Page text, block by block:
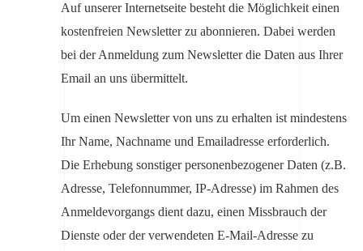
Auf unserer Internetseite besteht die Möglichkeit einen
kostenfreien Newsletter zu abonnieren. Dabei werden
bei der Anmeldung zum Newsletter die Daten aus Ihrer
Email an uns übermittelt.
Um einen Newsletter von uns zu erhalten ist mindestens
Ihr Name, Nachname und Emailadresse erforderlich.
Die Erhebung sonstiger personenbezogener Daten (z.B.
Adresse, Telefonnummer, IP-Adresse) im Rahmen des
Anmeldevorgangs dient dazu, einen Missbrauch der
Dienste oder der verwendeten E-Mail-Adresse zu